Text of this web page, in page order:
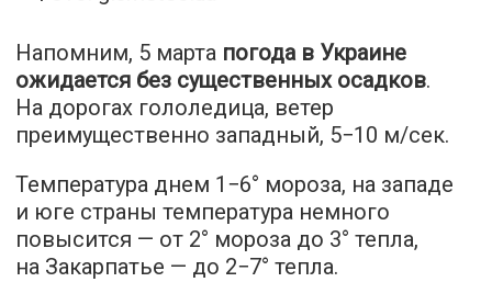
Напомним, 5 марта погода в Украине
ожидается без существенных осадков.
На дорогах гололедица, ветер
преимущественно западный, 5−10 м/сек.
Температура днем 1−6° мороза, на западе
и юге страны температура немного
повысится — от 2° мороза до 3° тепла,
на Закарпатье — до 2−7° тепла.